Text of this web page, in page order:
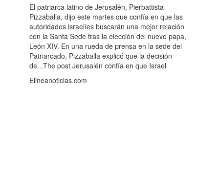
El patriarca latino de Jerusalén, Pierbattista
Pizzaballa, dijo este martes que confía en que las
autoridades israelíes buscarán una mejor relación
con la Santa Sede tras la elección del nuevo papa,
León XIV. En una rueda de prensa en la sede del
Patriarcado, Pizzaballa explicó que la decisión
de...The post Jerusalén confía en que Israel
Elineanoticias.com